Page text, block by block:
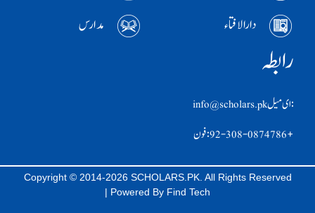
دارالافتاء
مدارس
رابطہ
:ای ميل info@scholars.pk
+92-308-0874786 :فون
Copyright © 2014-2026 SCHOLARS.PK. All Rights Reserved
| Powered By Find Tech